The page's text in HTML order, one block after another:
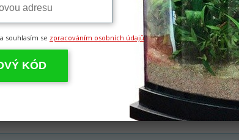
souhlasím se zpracováním osobních údajů
KÓD